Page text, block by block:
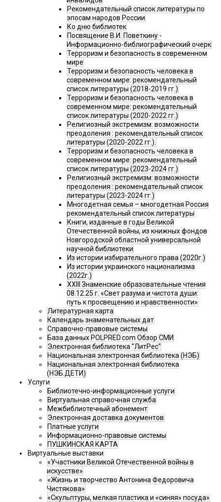
Рекомендательный список литературы по
эпосам народов России
Ко дню библиотек
Посвящение В.И. Поветкину -
Информационно-библиографический очерк
Терроризм и безопасность в современном
мире
Терроризм и безопасность человека в
современном мире: рекомендательный
список литературы (2018-2019 гг.)
Терроризм и безопасность человека в
современном мире: рекомендательный
список литературы (2020-2022 гг.)
Религиозный экстремизм: возможности
преодоления : рекомендательный список
литературы (2020-2022 гг.).
Терроризм и безопасность человека в
современном мире: рекомендательный
список литературы (2023-2024 гг.)
Религиозный экстремизм: возможности
преодоления : рекомендательный список
литературы (2023-2024 гг.)
Многодетная семья – многодетная Россия
рекомендательный список литературы
Книги, изданные в годы Великой
Отечественной войны, из книжных фондов
Новгородской областной универсальной
научной библиотеки
Из истории избирательного права (2020г.)
Из истории украинского национализма
(2022г.)
XXIII Знаменские образовательные чтения
08.12.25 г. «Свет разума и чистота души:
путь к просвещению и нравственности»
Литературная карта
Календарь знаменательных дат
Справочно-правовые системы
База данных POLPRED.com Обзор СМИ
Электронная библиотека "ЛитРес"
Национальная электронная библиотека (НЭБ)
Национальная электронная библиотека
(НЭБ.ДЕТИ)
Услуги
Библиотечно-информационные услуги
Виртуальная справочная служба
Межбиблиотечный абонемент
Электронная доставка документов
Платные услуги
Информационно-правовые системы
ПУШКИНСКАЯ КАРТА
Виртуальные выставки
«Участники Великой Отечественной войны в
искусстве»
«Жизнь и творчество Антонина Федоровича
Чистякова»
«Скульптуры, мелкая пластика и «синяя» посуда»